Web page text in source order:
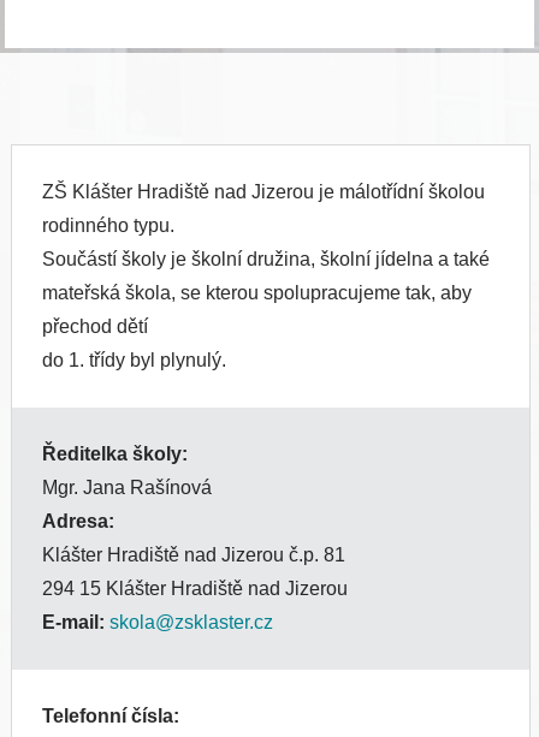
ZŠ Klášter Hradiště nad Jizerou je málotřídní školou
rodinného typu.
Součástí školy je školní družina, školní jídelna a také
mateřská škola, se kterou spolupracujeme tak, aby
přechod dětí
do 1. třídy byl plynulý.
Ředitelka školy:
Mgr. Jana Rašínová
Adresa:
Klášter Hradiště nad Jizerou č.p. 81
294 15 Klášter Hradiště nad Jizerou
E-mail: skola@zsklaster.cz
Telefonní čísla: